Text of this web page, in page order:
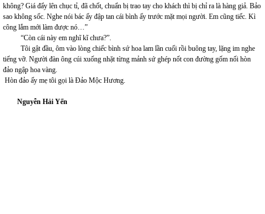
không? Giá đẩy lên chục tỉ, đã chốt, chuẩn bị trao tay cho khách thì bị chỉ ra là hàng giả. Bảo
sao không sốc. Nghe nói bác ấy đập tan cái bình ấy trước mặt mọi người. Em cũng tiếc. Kì
công lắm mới làm được nó…”
“Còn cái này em nghĩ kĩ chưa?”.
Tôi gật đầu, ôm vào lòng chiếc bình sứ hoa lam lần cuối rồi buông tay, lặng im nghe
tiếng vỡ. Người đàn ông cúi xuống nhặt từng mảnh sứ ghép nốt con đường gốm nối hòn
đảo ngập hoa vàng.
Hòn đảo ấy mẹ tôi gọi là Đảo Mộc Hương.
Nguyễn Hải Yến